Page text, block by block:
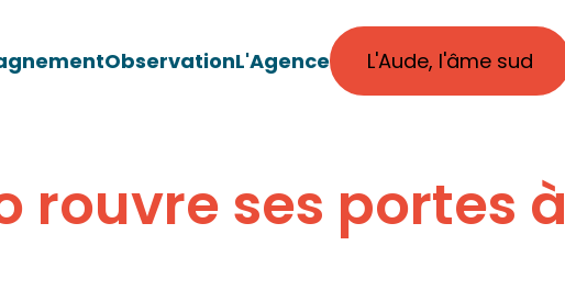
ObservationL'Agence L'Aude, l'âme sud
rouvre ses portes à